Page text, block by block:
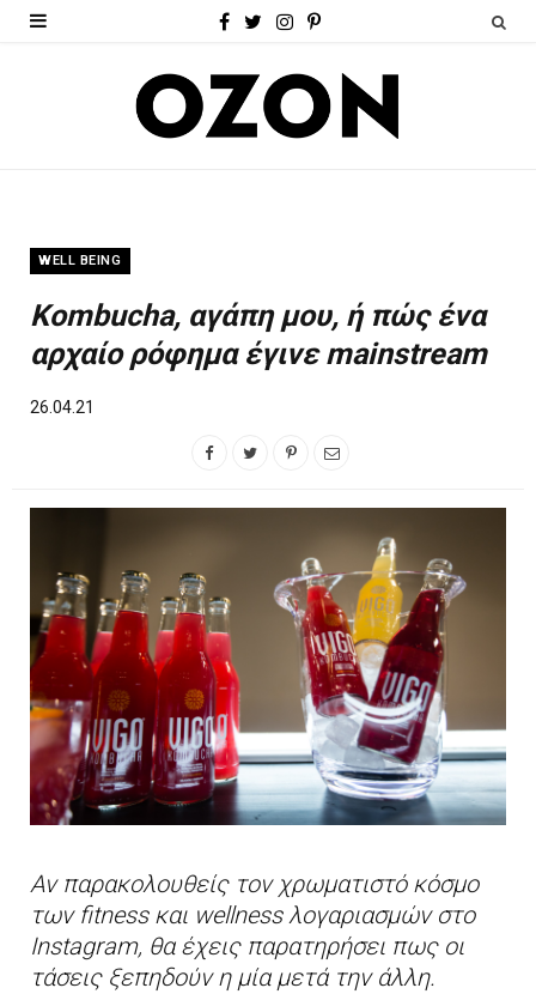
F
k
T
i
I
a
m
P
s
WELL BEING
Kombucha, αγάπη μου, ή πώς ένα
αρχαίο ρόφημα έγινε mainstream
26.04.21
Αν παρακολουθείς τον χρωματιστό κόσμο
των fitness και wellness λογαριασμών στο
Instagram, θα έχεις παρατηρήσει πως οι
τάσεις ξεπηδούν η μία μετά την άλλη.